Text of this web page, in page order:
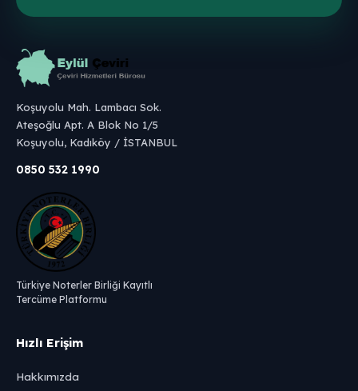
Koşuyolu Mah. Lambacı Sok.
Ateşoğlu Apt. A Blok No 1/5
Koşuyolu, Kadıköy / İSTANBUL
0850 532 1990
Türkiye Noterler Birliği Kayıtlı
Tercüme Platformu
Hızlı Erişim
Hakkımızda